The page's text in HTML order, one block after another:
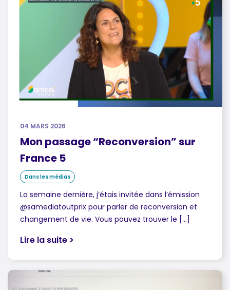
04 MARS 2026
Mon passage “Reconversion” sur
France 5
Dans les médias
La semaine dernière, j’étais invitée dans l’émission
@samediatoutprix pour parler de reconversion et
changement de vie. Vous pouvez trouver le […]
Lire la suite >